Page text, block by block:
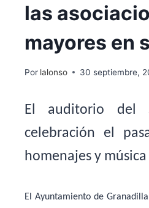
las
mayores en
Por lalonso 30 septiembre,
El auditorio del
celebración el
homenajes y música
El Ayuntamiento de